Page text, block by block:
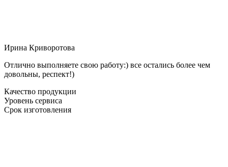
Ирина Криворотова
Отлично выполняете свою работу:) все остались более чем
довольны, респект!)
Качество продукции
Уровень сервиса
Срок изготовления